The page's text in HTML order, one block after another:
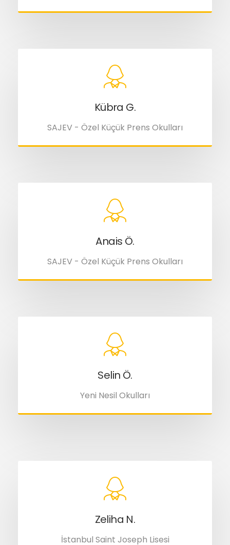
Kübra G.
SAJEV - Özel Küçük Prens Okulları
Anais Ö.
SAJEV - Özel Küçük Prens Okulları
Selin Ö.
Yeni Nesil Okulları
Zeliha N.
İstanbul Saint Joseph Lisesi